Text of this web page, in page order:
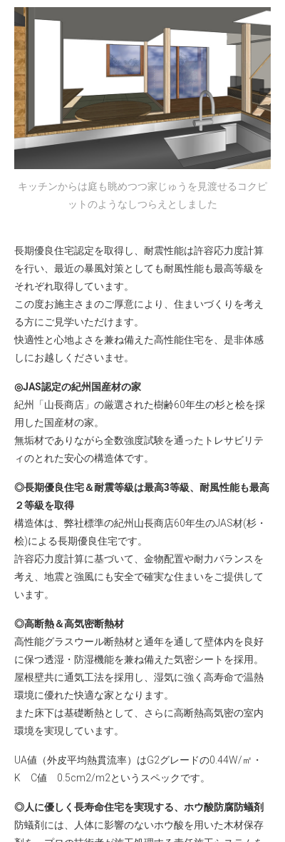
キッチンからは庭も眺めつつ家じゅうを見渡せるコクピ
ットのようなしつらえとしました
長期優良住宅認定を取得し、耐震性能は許容応力度計算
を行い、最近の暴風対策としても耐風性能も最高等級を
それぞれ取得しています。
この度お施主さまのご厚意により、住まいづくりを考え
る方にご見学いただけます。
快適性と心地よさを兼ね備えた高性能住宅を、是非体感
しにお越しくださいませ。
◎JAS認定の紀州国産材の家
紀州「山長商店」の厳選された樹齢60年生の杉と桧を採
用した国産材の家。
無垢材でありながら全数強度試験を通ったトレサビリテ
ィのとれた安心の構造体です。
◎長期優良住宅＆耐震等級は最高3等級、耐風性能も最高
２等級を取得
構造体は、弊社標準の紀州山長商店60年生のJAS材(杉・
桧)による長期優良住宅です。
許容応力度計算に基づいて、金物配置や耐力バランスを
考え、地震と強風にも安全で確実な住まいをご提供して
います。
◎高断熱＆高気密断熱材
高性能グラスウール断熱材と通年を通して壁体内を良好
に保つ透湿・防湿機能を兼ね備えた気密シートを採用。
屋根壁共に通気工法を採用し、湿気に強く高寿命で温熱
環境に優れた快適な家となります。
また床下は基礎断熱として、さらに高断熱高気密の室内
環境を実現しています。
UA値（外皮平均熱貫流率）はG2グレードの0.44W/㎡・
K C値 0.5cm2/m2というスペックです。
◎人に優しく長寿命住宅を実現する、ホウ酸防腐防蟻剤
防蟻剤には、人体に影響のないホウ酸を用いた木材保存